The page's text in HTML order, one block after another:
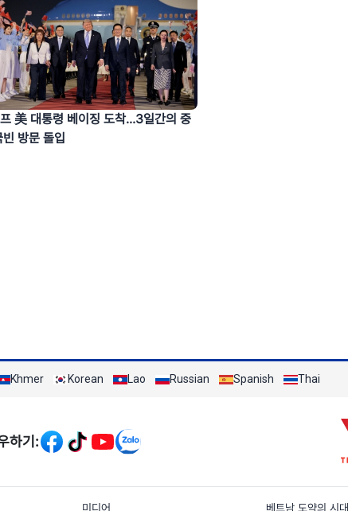
美 대통령 베이징 도착…3일간의 중
방문 돌입
Khmer Korean Lao Russian Spanish Thai
하기:
tiếng Hàn
미디어 베트남 도약의 시대